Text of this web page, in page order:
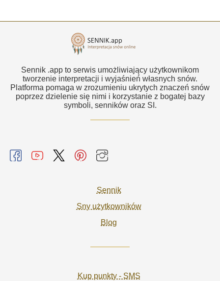
Sennik .app to serwis umożliwiający użytkownikom
tworzenie interpretacji i wyjaśnień własnych snów.
Platforma pomaga w zrozumieniu ukrytych znaczeń snów
poprzez dzielenie się nimi i korzystanie z bogatej bazy
symboli, senników oraz SI.
Sennik
Sny użytkowników
Blog
Kup punkty - SMS